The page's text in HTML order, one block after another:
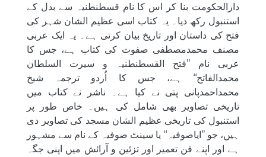
دارالحکومت بنا کر اس کا نام قسطنطنیہ سے بدل کے
استنبول رکھ دیا۔ یہ کتاب اسی عظیم الشان شہر کی
فتح کی داستان اور تاریخ بیان کرتی ہے۔ یہ ایک عربی
مصنف محمدمصطفی صفوت کی کتاب ہے، جس کا
عربی نام ’’فتح القسطنطنیہ و سیرت السلطان
محمدالفاتح‘‘ ہے، جس کا اُردو ترجمہ شیخ
محمداحمدپانی پتی نے کیا ہے۔ ناشر نے کتاب میں
تاریخی تصاویر بھی شامل کی ہیں۔ خاص طور پر
استنبول کی تاریخی عظیم الشان مسجد کی تصاویر دی
ہیں، جو ’’ایاصوفیہ‘‘ یا سینٹ صوفیہ کے نام سے مشہور
ہے اور اپنے فن تعمیر اور تزئین و آرائش میں اپنی جگہ